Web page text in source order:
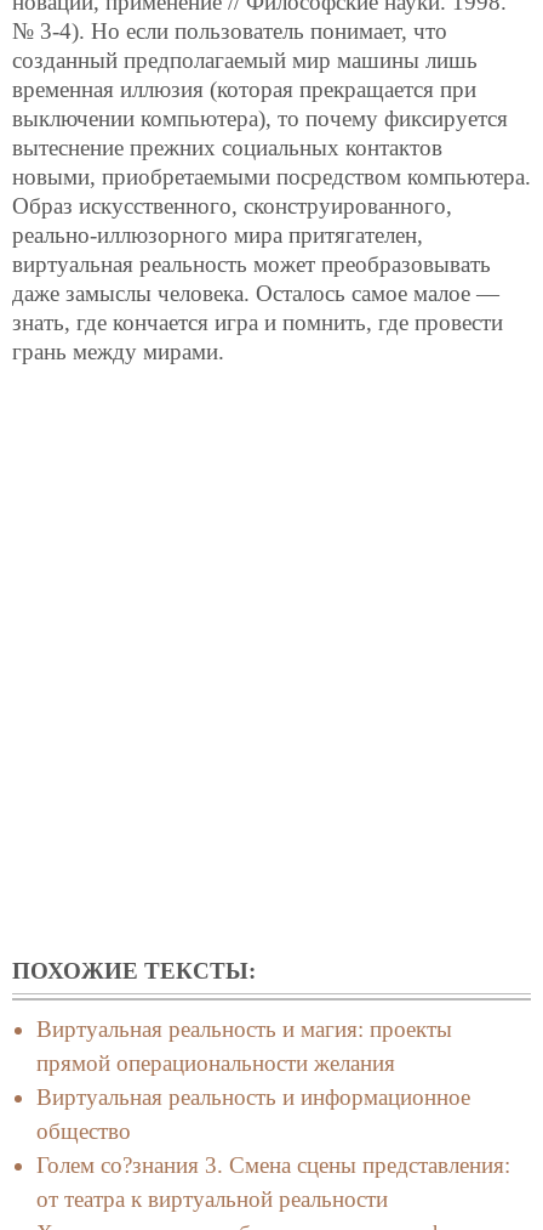
№ 3-4). Но если пользователь понимает, что
созданный предполагаемый мир машины лишь
временная иллюзия (которая прекращается при
выключении компьютера), то почему фиксируется
вытеснение прежних социальных контактов
новыми, приобретаемыми посредством компьютера.
Образ искусственного, сконструированного,
реально-иллюзорного мира притягателен,
виртуальная реальность может преобразовывать
даже замыслы человека. Осталось самое малое —
знать, где кончается игра и помнить, где провести
грань между мирами.
ПОХОЖИЕ ТЕКСТЫ:
Виртуальная реальность и магия: проекты
прямой операциональности желания
Виртуальная реальность и информационное
общество
Голем со?знания 3. Смена сцены представления:
от театра к виртуальной реальности